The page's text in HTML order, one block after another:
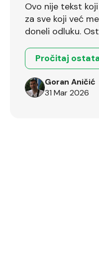
Ovo nije tekst
za sve koji već
doneli odluku.
Pročitaj
Goran Aničić
31 Mar 2026